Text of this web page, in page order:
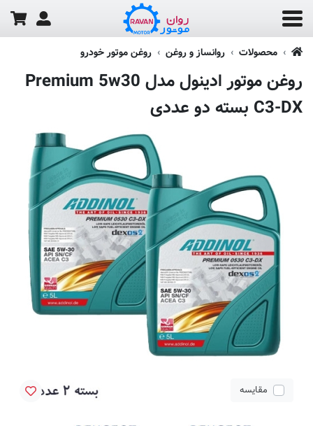
محصولات روانساز و روغن روغن موتور خودرو
روغن موتور ادینول مدل Premium 5w30
C3-DX بسته دو عددی
مقایسه